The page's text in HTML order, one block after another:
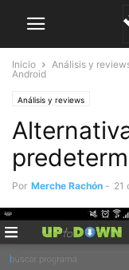
Inicio Análisis y
Android
Análisis y reviews
Por Merche Rachón - 21